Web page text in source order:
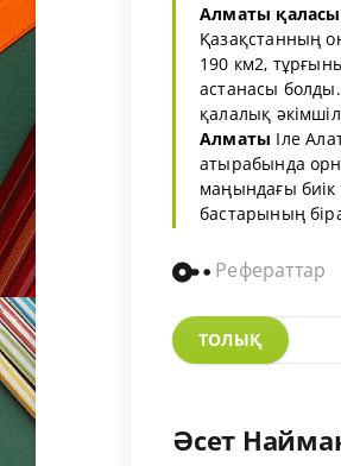
Алматы қаласы
Қазақстанның
190 км2,
астанасы болды.
қалалық
Алматы Іле
атырабында
маңындағы биік
бастарының
Рефераттар
ТОЛЫҚ
Әсет